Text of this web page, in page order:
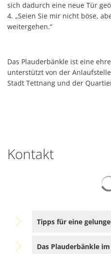
sich dadurch eine neue Tür
4. „Seien Sie mir nicht böse,
weitergehen.“
Das Plauderbänkle ist eine
unterstützt von der
Stadt Tettnang und der
Kontakt
Tipps für eine
Das Plauderbänkle